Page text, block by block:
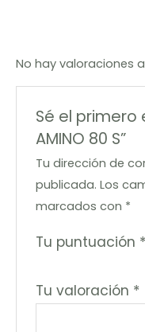
No hay valoraciones
Sé el primero
AMINO 80 S”
Tu dirección de
publicada. Los
marcados con *
Tu puntuación *
Tu valoración *